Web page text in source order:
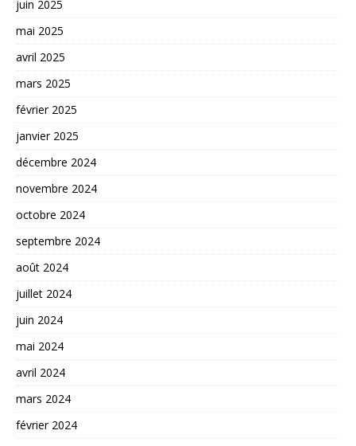
juin 2025
mai 2025
avril 2025
mars 2025
février 2025
janvier 2025
décembre 2024
novembre 2024
octobre 2024
septembre 2024
août 2024
juillet 2024
juin 2024
mai 2024
avril 2024
mars 2024
février 2024